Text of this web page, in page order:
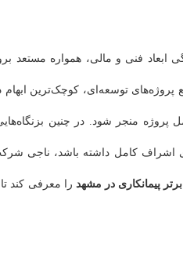
ابعاد فنی و مالی، همواره مستعد
توسعه‌ای، کوچک‌ترین ابهام
پروژه منجر شود. در چنین
اشراف کامل داشته باشد، ناجی
را معرفی کند تا